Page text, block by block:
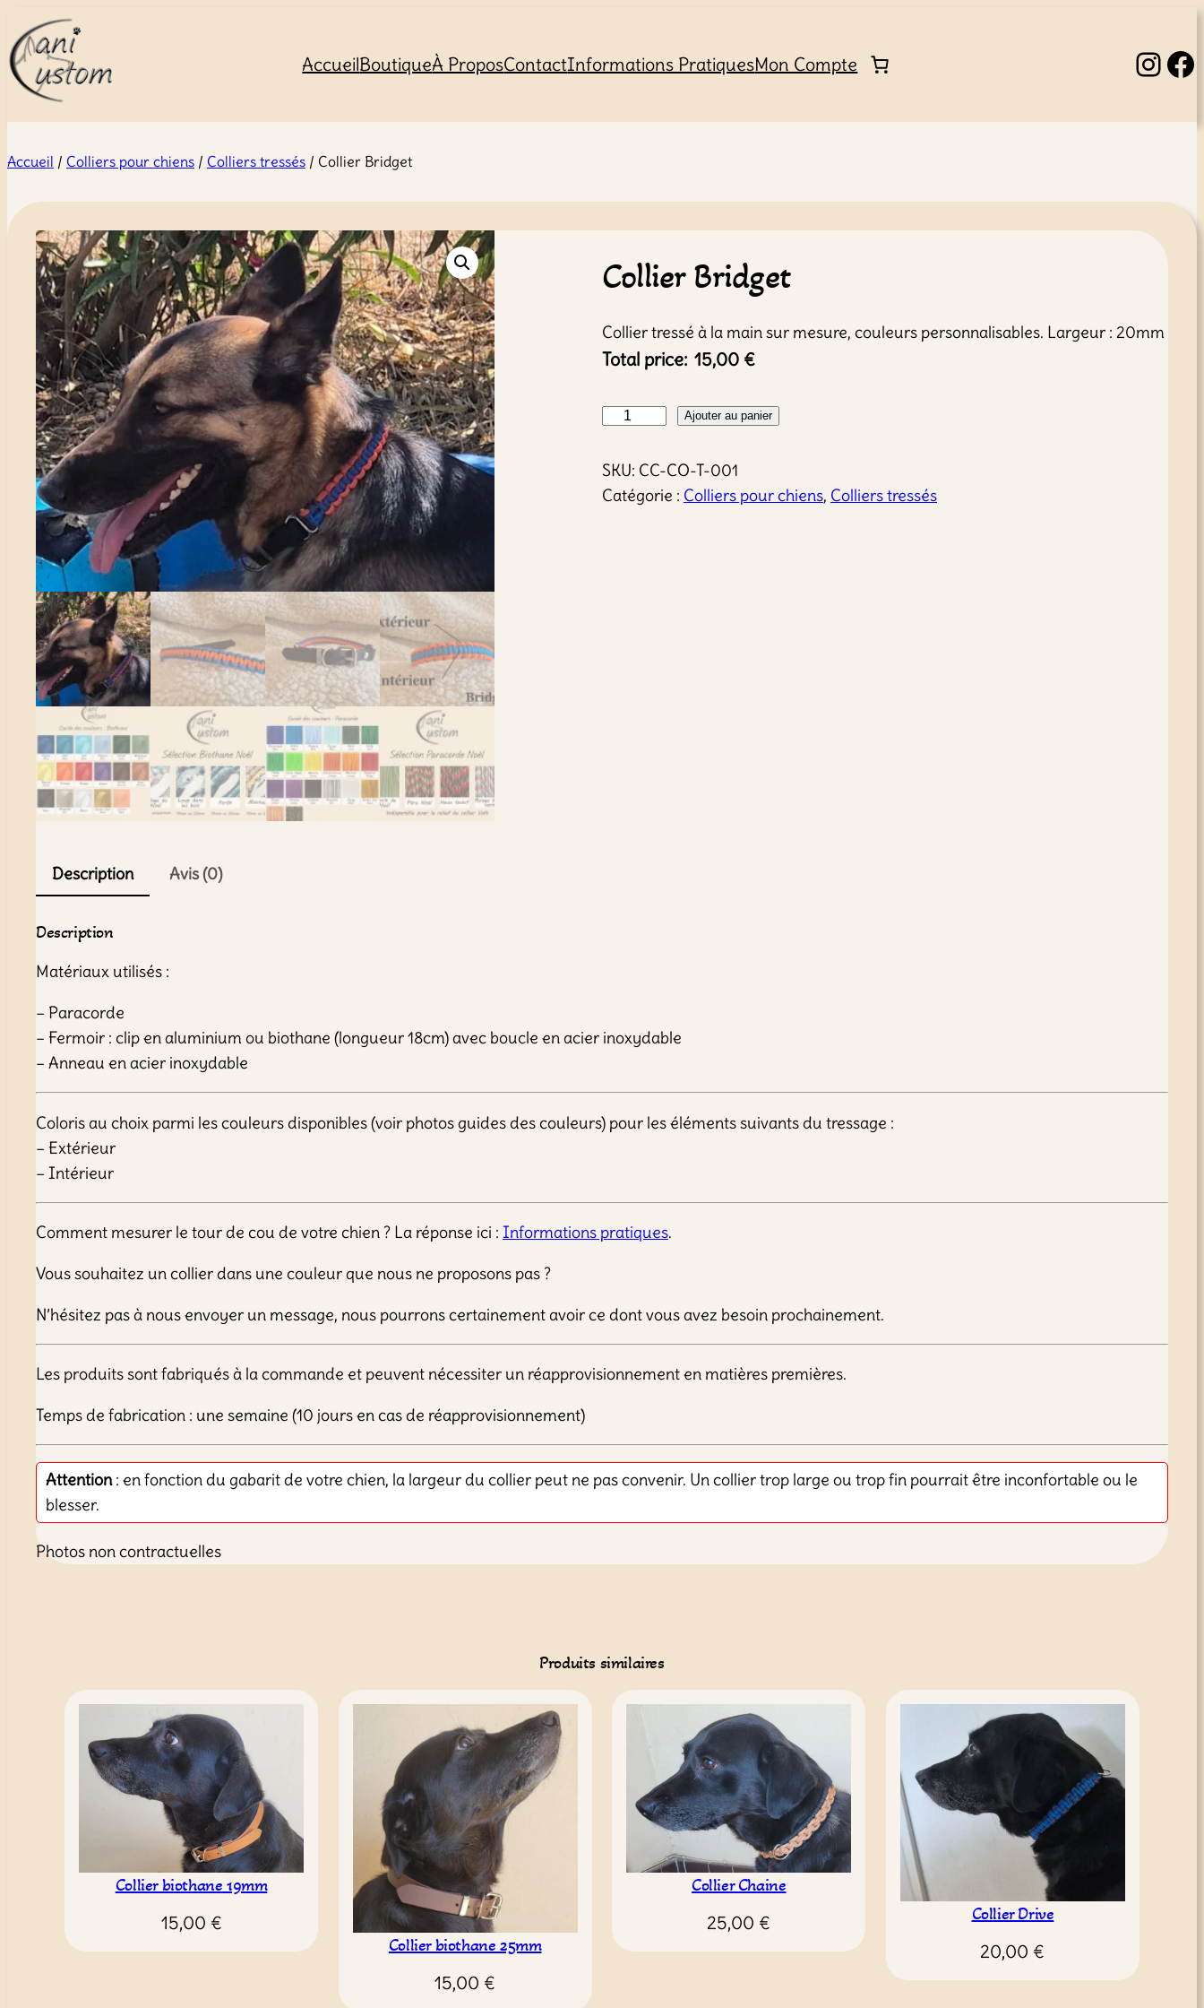
AccueilBoutiqueÀ ProposContactInformations PratiquesMon Compte Instagram Facebook
Accueil / Colliers pour chiens / Colliers tressés / Collier Bridget
Collier Bridget
Collier tressé à la main sur mesure, couleurs personnalisables. Largeur : 20mm
Total price: 15,00 €
a
n
Ajouter au panier
SKU: CC-CO-T-001
Catégorie : Colliers pour chiens, Colliers tressés
Description Avis (0)
Description
Matériaux utilisés :
– Paracorde
– Fermoir : clip en aluminium ou biothane (longueur 18cm) avec boucle en acier inoxydable
– Anneau en acier inoxydable
Coloris au choix parmi les couleurs disponibles (voir photos guides des couleurs) pour les éléments suivants du tressage :
– Extérieur
– Intérieur
Comment mesurer le tour de cou de votre chien ? La réponse ici : Informations pratiques.
Vous souhaitez un collier dans une couleur que nous ne proposons pas ?
N’hésitez pas à nous envoyer un message, nous pourrons certainement avoir ce dont vous avez besoin prochainement.
Les produits sont fabriqués à la commande et peuvent nécessiter un réapprovisionnement en matières premières.
Temps de fabrication : une semaine (10 jours en cas de réapprovisionnement)
Attention: en fonction du gabarit de votre chien, la largeur du collier peut ne pas convenir. Un collier trop large ou trop fin pourrait être inconfortable ou le
blesser.
Photos non contractuelles
Produits similaires
Collier biothane 19mm
15,00 €
Collier biothane 25mm
15,00 €
Collier Chaine
25,00 € Collier Drive
20,00 €